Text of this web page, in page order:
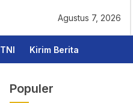
Agustus 7, 2026
TNI Kirim Berita
Populer